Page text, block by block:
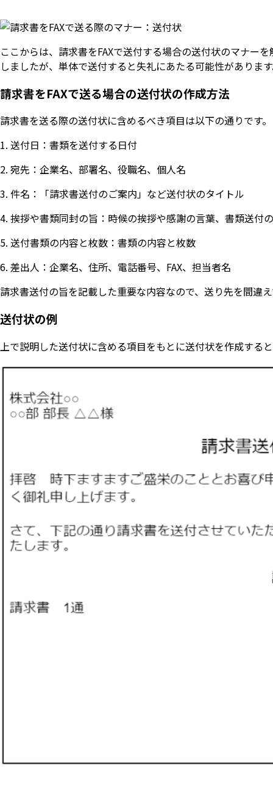
ここからは、請求書をFAXで送付する場合の送付状のマナー
しましたが、単体で送付すると失礼にあたる可能性がありま
請求書をFAXで送る場合の送付状の作成方法
請求書を送る際の送付状に含めるべき項目は以下の通りです。
送付日：書類を送付する日付
宛先：企業名、部署名、役職名、個人名
件名：「請求書送付のご案内」など送付状のタイトル
挨拶や書類同封の旨：時候の挨拶や感謝の言葉、書類送付
送付書類の内容と枚数：書類の内容と枚数
差出人：企業名、住所、電話番号、FAX、担当者名
請求書送付の旨を記載した重要な内容なので、送り先を間違
送付状の例
上で説明した送付状に含める項目をもとに送付状を作成する